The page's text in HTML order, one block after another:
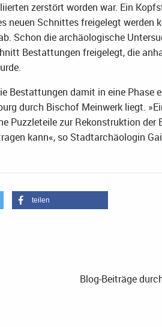
zerstört worden war. Ein
neuen Schnittes freigelegt werden
Schon die archäologische
Bestattungen freigelegt, die
Bestattungen damit in eine Phase
durch Bischof Meinwerk liegt.
Puzzleteile zur Rekonstruktion
kann«, so Stadtarchäologin
teilen
Blog-Beiträge